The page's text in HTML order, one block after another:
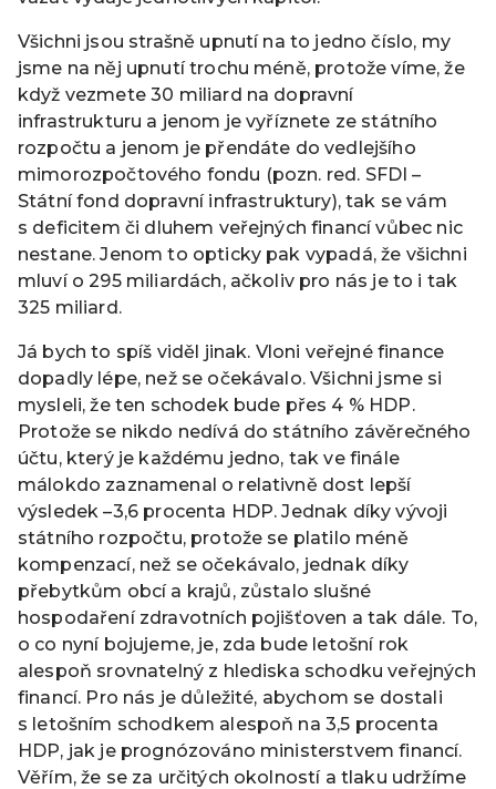
Všichni jsou strašně upnutí na to jedno číslo, my
jsme na něj upnutí trochu méně, protože víme, že
když vezmete 30 miliard na dopravní
infrastrukturu a jenom je vyříznete ze státního
rozpočtu a jenom je přendáte do vedlejšího
mimorozpočtového fondu (pozn. red. SFDI –
Státní fond dopravní infrastruktury), tak se vám
s deficitem či dluhem veřejných financí vůbec nic
nestane. Jenom to opticky pak vypadá, že všichni
mluví o 295 miliardách, ačkoliv pro nás je to i tak
325 miliard.
Já bych to spíš viděl jinak. Vloni veřejné finance
dopadly lépe, než se očekávalo. Všichni jsme si
mysleli, že ten schodek bude přes 4 % HDP.
Protože se nikdo nedívá do státního závěrečného
účtu, který je každému jedno, tak ve finále
málokdo zaznamenal o relativně dost lepší
výsledek –3,6 procenta HDP. Jednak díky vývoji
státního rozpočtu, protože se platilo méně
kompenzací, než se očekávalo, jednak díky
přebytkům obcí a krajů, zůstalo slušné
hospodaření zdravotních pojišťoven a tak dále. To,
o co nyní bojujeme, je, zda bude letošní rok
alespoň srovnatelný z hlediska schodku veřejných
financí. Pro nás je důležité, abychom se dostali
s letošním schodkem alespoň na 3,5 procenta
HDP, jak je prognózováno ministerstvem financí.
Věřím, že se za určitých okolností a tlaku udržíme